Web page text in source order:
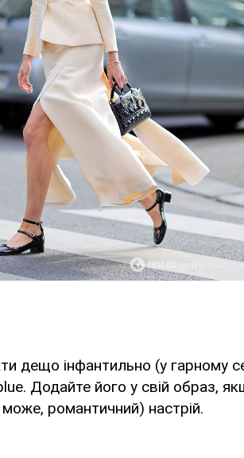
дещо інфантильно (у гарному
Додайте його у свій образ,
може, романтичний) настрій.